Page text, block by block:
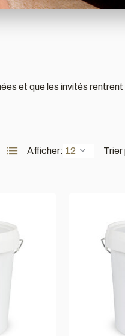
et que les invités
Afficher: Trier